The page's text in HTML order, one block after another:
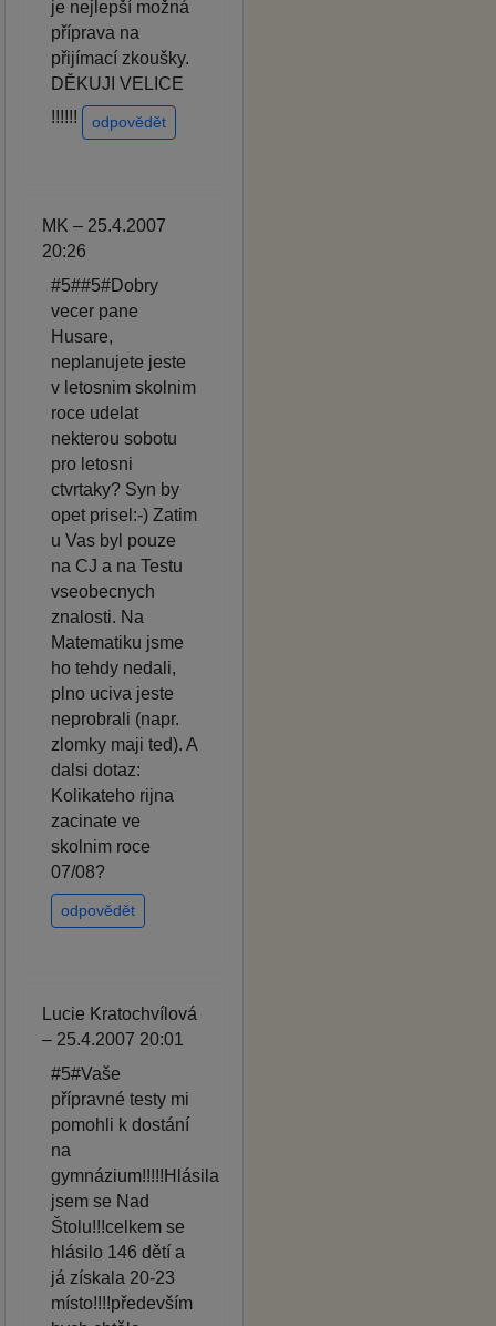
je nejlepší možná
příprava na
přijímací zkoušky.
DĚKUJI VELICE
!!!!!!
odpovědět
MK – 25.4.2007
20:26
#5##5#Dobry
vecer pane
Husare,
neplanujete jeste
v letosnim skolnim
roce udelat
nekterou sobotu
pro letosni
ctvrtaky? Syn by
opet prisel:-) Zatim
u Vas byl pouze
na CJ a na Testu
vseobecnych
znalosti. Na
Matematiku jsme
ho tehdy nedali,
plno uciva jeste
neprobrali (napr.
zlomky maji ted). A
dalsi dotaz:
Kolikateho rijna
zacinate ve
skolnim roce
07/08?
odpovědět
Lucie Kratochvílová
– 25.4.2007 20:01
#5#Vaše
přípravné testy mi
pomohli k dostání
na
gymnázium!!!!!Hlásila
jsem se Nad
Štolu!!!celkem se
hlásilo 146 dětí a
já získala 20-23
místo!!!!především